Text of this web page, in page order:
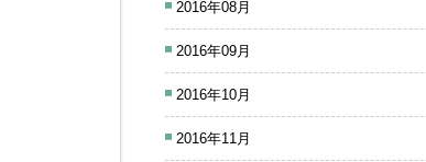
2016年08月
2016年09月
2016年10月
2016年11月